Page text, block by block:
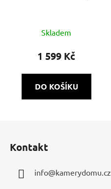
Skladem
1 599 Kč
DO KOŠÍKU
Kontakt
info@kamerydomu.cz